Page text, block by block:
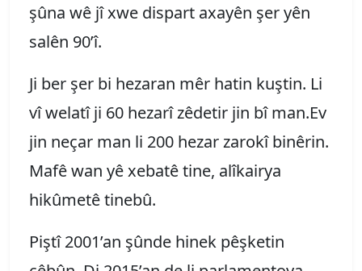
şûna wê jî xwe dispart axayên şer yên
salên 90’î.
Ji ber şer bi hezaran mêr hatin kuştin. Li
vî welatî ji 60 hezarî zêdetir jin bî man.Ev
jin neçar man li 200 hezar zarokî binêrin.
Mafê wan yê xebatê tine, alîkairya
hikûmetê tinebû.
Piştî 2001’an şûnde hinek pêşketin